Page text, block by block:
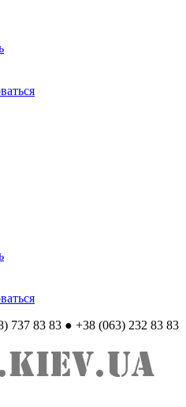
737 83 83 ● +38 (063) 232 83 83